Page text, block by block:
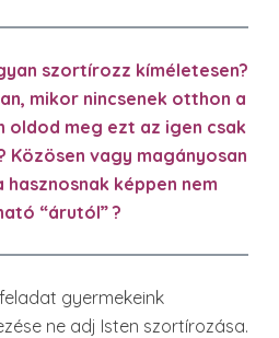
szortírozz kíméletesen?
mikor nincsenek otthon a
oldod meg ezt az igen csak
Közösen vagy magányosan
hasznosnak képpen nem
“árutól” ?
gyermekeink
ne adj Isten szortírozása.